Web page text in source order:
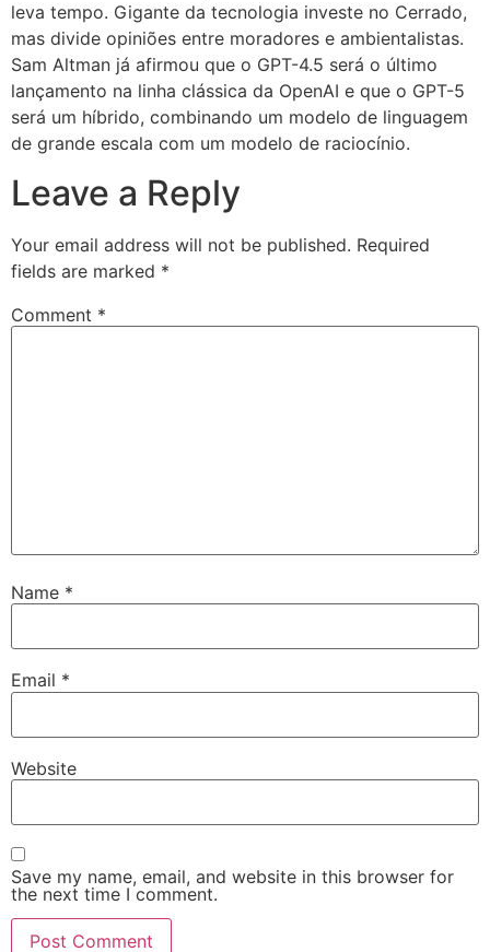
leva tempo. Gigante da tecnologia investe no Cerrado,
mas divide opiniões entre moradores e ambientalistas.
Sam Altman já afirmou que o GPT-4.5 será o último
lançamento na linha clássica da OpenAI e que o GPT-5
será um híbrido, combinando um modelo de linguagem
de grande escala com um modelo de raciocínio.
Leave a Reply
Your email address will not be published. Required
fields are marked *
Comment *
Name *
Email *
Website
Save my name, email, and website in this browser for
the next time I comment.